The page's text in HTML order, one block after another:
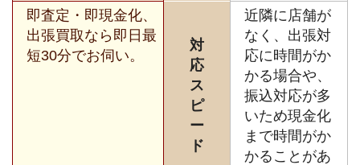
即査定・即現金化、
出張買取なら即日最
短30分でお伺い。
対
応
ス
ピ
ー
ド
近隣に店舗が
なく、出張対
応に時間がか
かる場合や、
振込対応が多
いため現金化
まで時間がか
かることがあ